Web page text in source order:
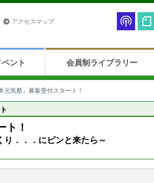
アクセスマップ
ント 会員制ライブラリー
元気塾』募集受付スタート！
ト！
．．．にピンと来たら～